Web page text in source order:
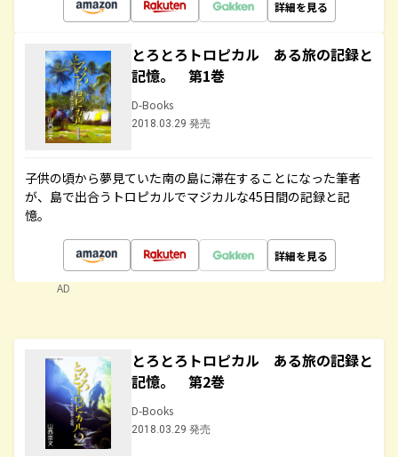
詳細を見る
とろとろトロピカル ある旅の記録と
記憶。 第1巻
D-Books
2018.03.29 発売
子供の頃から夢見ていた南の島に滞在することになった筆者
が、島で出合うトロピカルでマジカルな45日間の記録と記
憶。
詳細を見る
AD
とろとろトロピカル ある旅の記録と
記憶。 第2巻
D-Books
2018.03.29 発売